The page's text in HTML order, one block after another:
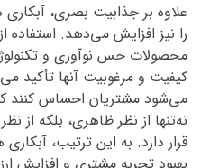
علاوه بر جذابیت بصری،
را نیز افزایش می‌دهد. استفاده
محصولات حس نوآوری و
کیفیت و مرغوبیت آنها تأکید
می‌شود مشتریان احساس کنند
نه‌تنها از نظر ظاهری، بلکه از
قرار دارد. به این ترتیب،